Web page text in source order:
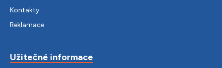
Kontakty
Reklamace
Užitečné informace